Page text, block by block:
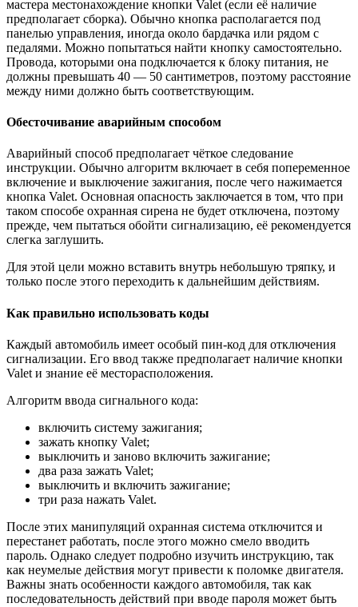
мастера местонахождение кнопки Valet (если её наличие
предполагает сборка). Обычно кнопка располагается под
панелью управления, иногда около бардачка или рядом с
педалями. Можно попытаться найти кнопку самостоятельно.
Провода, которыми она подключается к блоку питания, не
должны превышать 40 — 50 сантиметров, поэтому расстояние
между ними должно быть соответствующим.
Обесточивание аварийным способом
Аварийный способ предполагает чёткое следование
инструкции. Обычно алгоритм включает в себя попеременное
включение и выключение зажигания, после чего нажимается
кнопка Valet. Основная опасность заключается в том, что при
таком способе охранная сирена не будет отключена, поэтому
прежде, чем пытаться обойти сигнализацию, её рекомендуется
слегка заглушить.
Для этой цели можно вставить внутрь небольшую тряпку, и
только после этого переходить к дальнейшим действиям.
Как правильно использовать коды
Каждый автомобиль имеет особый пин-код для отключения
сигнализации. Его ввод также предполагает наличие кнопки
Valet и знание её месторасположения.
Алгоритм ввода сигнального кода:
включить систему зажигания;
зажать кнопку Valet;
выключить и заново включить зажигание;
два раза зажать Valet;
выключить и включить зажигание;
три раза нажать Valet.
После этих манипуляций охранная система отключится и
перестанет работать, после этого можно смело вводить
пароль. Однако следует подробно изучить инструкцию, так
как неумелые действия могут привести к поломке двигателя.
Важны знать особенности каждого автомобиля, так как
последовательность действий при вводе пароля может быть